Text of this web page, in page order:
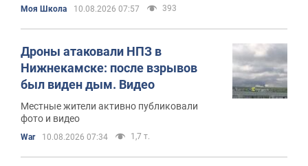
Моя Школа 10.08.2026 07:57 393
Дроны атаковали НПЗ в
Нижнекамске: после взрывов
был виден дым. Видео
Местные жители активно публиковали
фото и видео
War 10.08.2026 07:34 1,7 т.